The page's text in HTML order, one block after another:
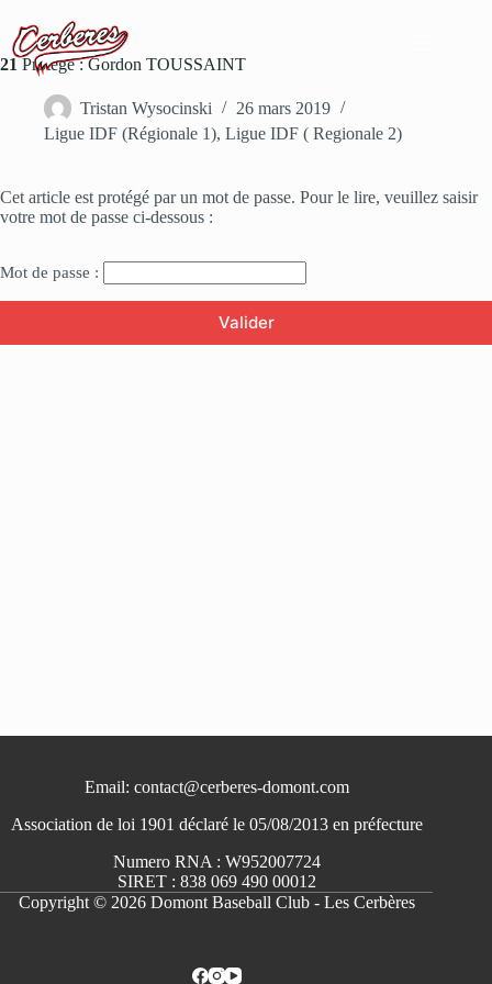
contenu
21Protégé : Gordon TOUSSAINT
Tristan Wysocinski
26 mars 2019
Ligue IDF (Régionale 1), Ligue IDF ( Regionale 2)
Cet article est protégé par un mot de passe. Pour le lire, veuillez saisir
votre mot de passe ci-dessous :
Mot de passe :
Email: contact@cerberes-domont.com
Association de loi 1901 déclaré le 05/08/2013 en préfecture
Numero RNA : W952007724
SIRET : 838 069 490 00012
Copyright © 2026 Domont Baseball Club - Les Cerbères